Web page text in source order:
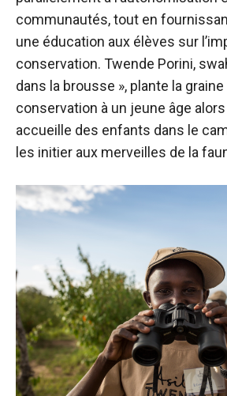
communautés, tout en
une éducation aux élèves sur
conservation. Twende Porini,
dans la brousse », plante la graine
conservation à un jeune âge alors
accueille des enfants dans le
les initier aux merveilles de la